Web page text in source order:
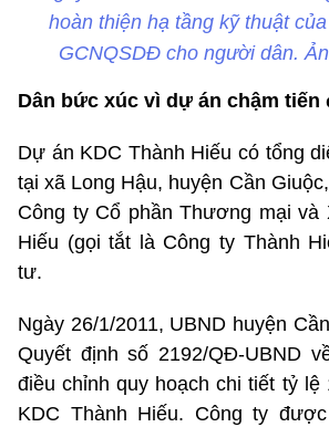
hoàn thiện hạ tầng kỹ thuật
GCNQSDĐ cho người dân.
Dân bức xúc vì dự án chậm tiến
Dự án KDC Thành Hiếu có tổng
tại xã Long Hậu, huyện Cần
Công ty Cổ phần Thương mại và
Hiếu (gọi tắt là Công ty Thành
tư.
Ngày 26/1/2011, UBND huyện
Quyết định số 2192/QĐ-UBND
điều chỉnh quy hoạch chi tiết tỷ lệ
KDC Thành Hiếu. Công ty